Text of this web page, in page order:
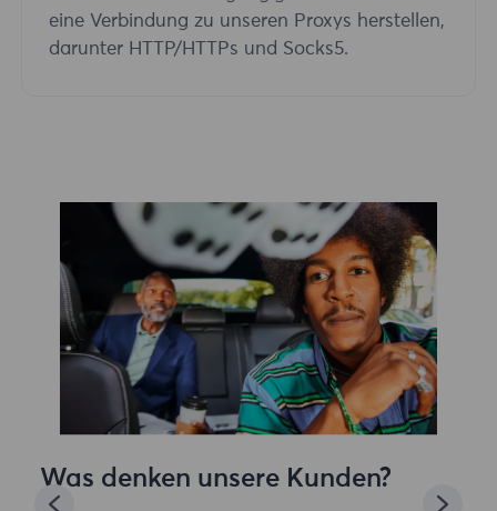
eine Verbindung zu unseren Proxys herstellen,
darunter HTTP/HTTPs und Socks5.
Was denken unsere Kunden?